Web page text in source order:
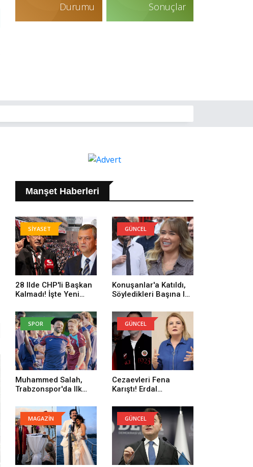
Durumu
Sonuçlar
Manşet Haberleri
SİYASET
28 Ilde CHP'li Başkan
Kalmadı! İşte Yeni
Sayısı
GÜNCEL
Konuşanlar'a Katıldı,
Söyledikleri Başına Iş
SPOR
Muhammed Salah,
Trabzonspor'da Ilk
GÜNCEL
Cezaevleri Fena
Karıştı! Erdal
Yüzünden Buradayım
MAGAZİN GÜNCEL